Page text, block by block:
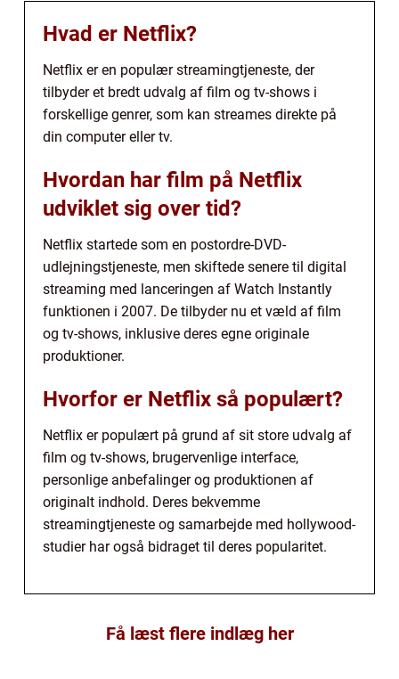
Hvad er Netflix?
Netflix er en populær streamingtjeneste, der
tilbyder et bredt udvalg af film og tv-shows i
forskellige genrer, som kan streames direkte på
din computer eller tv.
Hvordan har film på Netflix
udviklet sig over tid?
Netflix startede som en postordre-DVD-
udlejningstjeneste, men skiftede senere til digital
streaming med lanceringen af Watch Instantly
funktionen i 2007. De tilbyder nu et væld af film
og tv-shows, inklusive deres egne originale
produktioner.
Hvorfor er Netflix så populært?
Netflix er populært på grund af sit store udvalg af
film og tv-shows, brugervenlige interface,
personlige anbefalinger og produktionen af
originalt indhold. Deres bekvemme
streamingtjeneste og samarbejde med hollywood-
studier har også bidraget til deres popularitet.
Få læst flere indlæg her